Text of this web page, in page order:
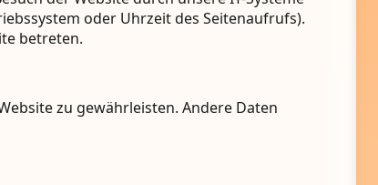
oder Uhrzeit des Seitenaufrufs).
betreten.
zu gewährleisten. Andere Daten